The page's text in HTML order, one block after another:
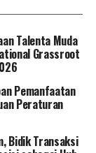
ayat Al-
Imesyha
Al-
tabal.
Talenta Muda
Grassroot
Pemanfaatan
Peraturan
Bidik Transaksi